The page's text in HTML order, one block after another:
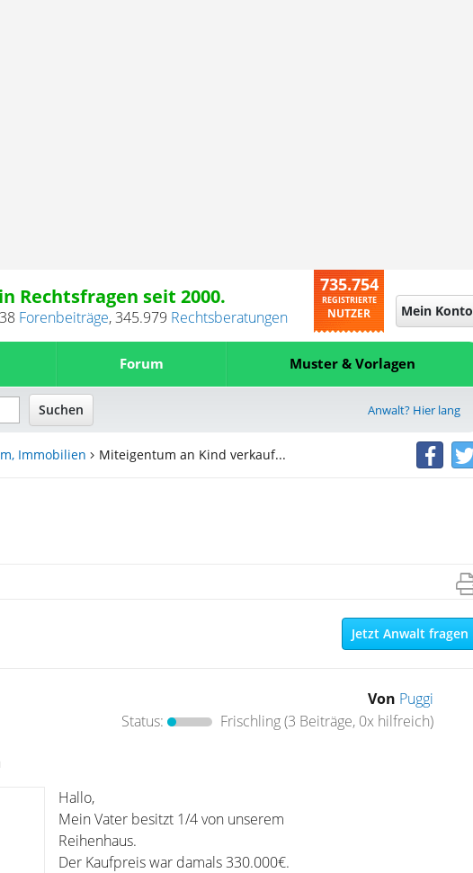
Rechtsfragen seit 2000.
Forenbeiträge,345.979 Rechtsberatungen
735.754
REGISTRIERTE
NUTZER Mein Konto
Forum Muster & Vorlagen
Anwalt? Hier lang
Immobilien Miteigentum an Kind verkauf...
Jetzt Anwalt fragen
Von Puggi
Status:
Frischling(3 Beiträge, 0x hilfreich)
Hallo,
Mein Vater besitzt 1/4 von unserem
Reihenhaus.
Der Kaufpreis war damals 330.000€.